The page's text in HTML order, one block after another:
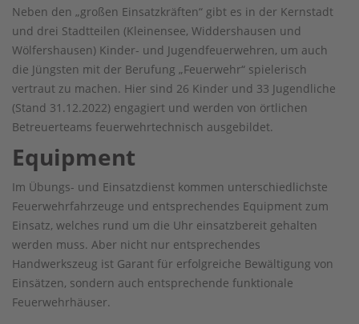
Neben den „großen Einsatzkräften“ gibt es in der Kernstadt
und drei Stadtteilen (Kleinensee, Widdershausen und
Wölfershausen) Kinder- und Jugendfeuerwehren, um auch
die Jüngsten mit der Berufung „Feuerwehr“ spielerisch
vertraut zu machen. Hier sind 26 Kinder und 33 Jugendliche
(Stand 31.12.2022) engagiert und werden von örtlichen
Betreuerteams feuerwehrtechnisch ausgebildet.
Equipment
Im Übungs- und Einsatzdienst kommen unterschiedlichste
Feuerwehrfahrzeuge und entsprechendes Equipment zum
Einsatz, welches rund um die Uhr einsatzbereit gehalten
werden muss. Aber nicht nur entsprechendes
Handwerkszeug ist Garant für erfolgreiche Bewältigung von
Einsätzen, sondern auch entsprechende funktionale
Feuerwehrhäuser.